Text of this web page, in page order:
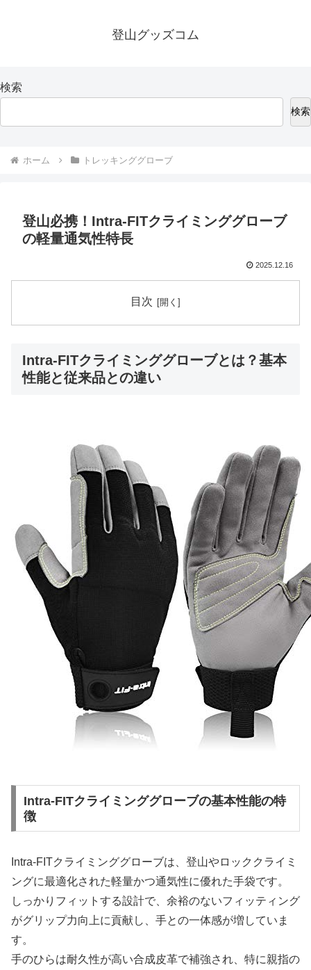
登山グッズコム
検索
検索
ホーム トレッキンググローブ
登山必携！Intra-FITクライミンググローブ
の軽量通気性特長
2025.12.16
目次
Intra-FITクライミンググローブとは？基本
性能と従来品との違い
Intra-FITクライミンググローブの基本性能の特
徴
Intra-FITクライミンググローブは、登山やロッククライミ
ングに最適化された軽量かつ通気性に優れた手袋です。
しっかりフィットする設計で、余裕のないフィッティング
がグリップ力向上に貢献し、手との一体感が増していま
す。
手のひらは耐久性が高い合成皮革で補強され、特に親指の